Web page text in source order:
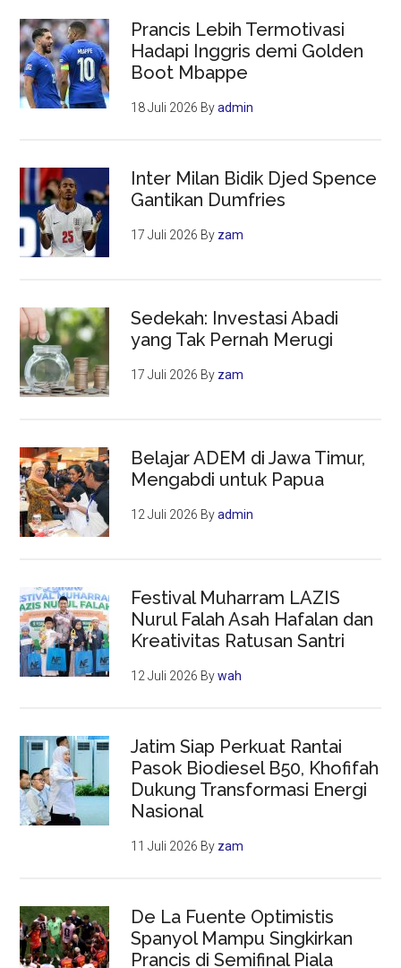
Prancis Lebih Termotivasi
Hadapi Inggris demi Golden
Boot Mbappe
18 Juli 2026 Byadmin
Inter Milan Bidik Djed Spence
Gantikan Dumfries
17 Juli 2026 By zam
Sedekah: Investasi Abadi
yang Tak Pernah Merugi
17 Juli 2026 By zam
Belajar ADEM di Jawa Timur,
Mengabdi untuk Papua
12 Juli 2026 Byadmin
Festival Muharram LAZIS
Nurul Falah Asah Hafalan dan
Kreativitas Ratusan Santri
12 Juli 2026 Bywah
Jatim Siap Perkuat Rantai
Pasok Biodiesel B50, Khofifah
Dukung Transformasi Energi
Nasional
11 Juli 2026 By zam
De La Fuente Optimistis
Spanyol Mampu Singkirkan
Prancis di Semifinal Piala